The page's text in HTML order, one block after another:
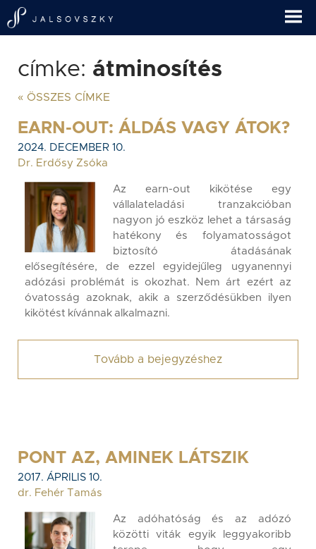
címke: átminosítés
« ÖSSZES CÍMKE
EARN-OUT: ÁLDÁS VAGY ÁTOK?
2024. DECEMBER 10.
Dr. Erdősy Zsóka
Az earn-out kikötése egy
vállalateladási tranzakcióban
nagyon jó eszköz lehet a társaság
hatékony és folyamatosságot
biztosító átadásának
elősegítésére, de ezzel egyidejűleg ugyanennyi
adózási problémát is okozhat. Nem árt ezért az
óvatosság azoknak, akik a szerződésükben ilyen
kikötést kívánnak alkalmazni.
Tovább a bejegyzéshez
PONT AZ, AMINEK LÁTSZIK
2017. ÁPRILIS 10.
dr. Fehér Tamás
Az adóhatóság és az adózó
közötti viták egyik leggyakoribb